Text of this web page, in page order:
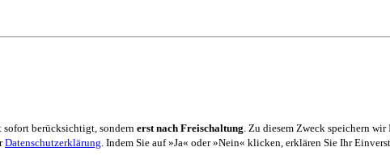
berücksichtigt, sondern erst nach Freischaltung . Zu diesem Zweck speichern
Datenschutzerklärung . Indem Sie auf »Ja« oder »Nein« klicken, erklären Sie Ihr